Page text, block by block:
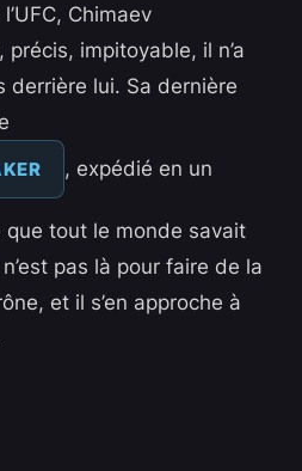
Chimaev
impitoyable, il n’a
derrière lui. Sa dernière
, expédié en un
que tout le monde savait
pas là pour faire de la
et il s’en approche à